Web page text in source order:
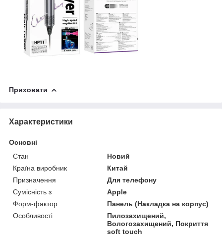
Приховати
Характеристики
Основні
Стан
Новий
Країна виробник
Китай
Призначення
Для телефону
Сумісність з
Apple
Форм-фактор
Панель (Накладка на корпус)
Особливості
Пилозахищений,
Вологозахищений, Покриття
soft touch